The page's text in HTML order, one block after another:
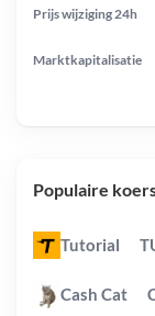
Prijs wijziging 24h
Marktkapitalisatie
Populaire
Tutorial
Cash Cat